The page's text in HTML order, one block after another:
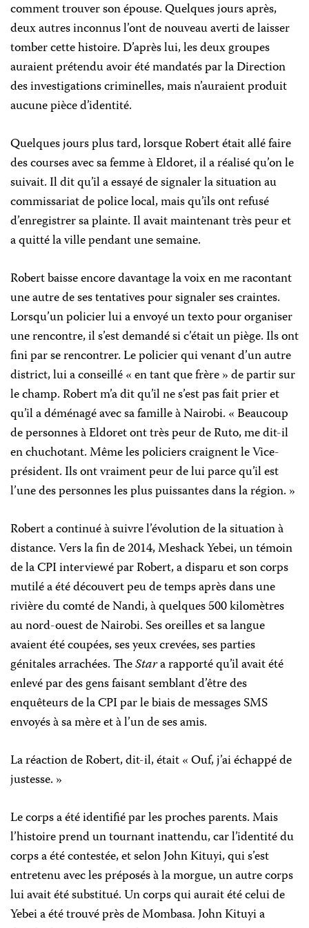
comment trouver son épouse. Quelques jours après,
deux autres inconnus l’ont de nouveau averti de laisser
tomber cette histoire. D’après lui, les deux groupes
auraient prétendu avoir été mandatés par la Direction
des investigations criminelles, mais n’auraient produit
aucune pièce d’identité.
Quelques jours plus tard, lorsque Robert était allé faire
des courses avec sa femme à Eldoret, il a réalisé qu’on le
suivait. Il dit qu’il a essayé de signaler la situation au
commissariat de police local, mais qu’ils ont refusé
d’enregistrer sa plainte. Il avait maintenant très peur et
a quitté la ville pendant une semaine.
Robert baisse encore davantage la voix en me racontant
une autre de ses tentatives pour signaler ses craintes.
Lorsqu’un policier lui a envoyé un texto pour organiser
une rencontre, il s’est demandé si c’était un piège. Ils ont
fini par se rencontrer. Le policier qui venant d’un autre
district, lui a conseillé « en tant que frère » de partir sur
le champ. Robert m’a dit qu’il ne s’est pas fait prier et
qu’il a déménagé avec sa famille à Nairobi. « Beaucoup
de personnes à Eldoret ont très peur de Ruto, me dit-il
en chuchotant. Même les policiers craignent le Vice-
président. Ils ont vraiment peur de lui parce qu’il est
l’une des personnes les plus puissantes dans la région. »
Robert a continué à suivre l’évolution de la situation à
distance. Vers la fin de 2014, Meshack Yebei, un témoin
de la CPI interviewé par Robert, a disparu et son corps
mutilé a été découvert peu de temps après dans une
rivière du comté de Nandi, à quelques 500 kilomètres
au nord-ouest de Nairobi. Ses oreilles et sa langue
avaient été coupées, ses yeux crevées, ses parties
génitales arrachées. TheStara rapporté qu’il avait été
enlevé par des gens faisant semblant d’être des
enquêteurs de la CPI par le biais de messages SMS
envoyés à sa mère et à l’un de ses amis.
La réaction de Robert, dit-il, était « Ouf, j’ai échappé de
justesse. »
Le corps a été identifié par les proches parents. Mais
l’histoire prend un tournant inattendu, car l’identité du
corps a été contestée, et selon John Kituyi, qui s’est
entretenu avec les préposés à la morgue, un autre corps
lui avait été substitué. Un corps qui aurait été celui de
Yebei a été trouvé près de Mombasa. John Kituyi a